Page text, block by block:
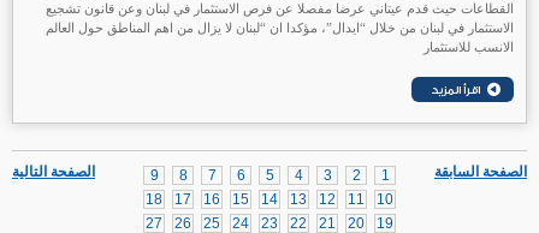
القطاعات حيث قدم عيتاني عرضا مفصلا عن فرص الاستثمار في لبنان وعن قانون تشجيع
الاستثمار في لبنان من خلال “ايدال”، مؤكدا ان “لبنان لا يزال من اهم المناطق حول العالم
الانسب للاستثمار
الصفحة التالية 1
2
3
4
5
6
7
8
9
10
11
12
13
14
15
16
17
18
19
20
21
22
23
24
25
26
27
الصفحة السابقة